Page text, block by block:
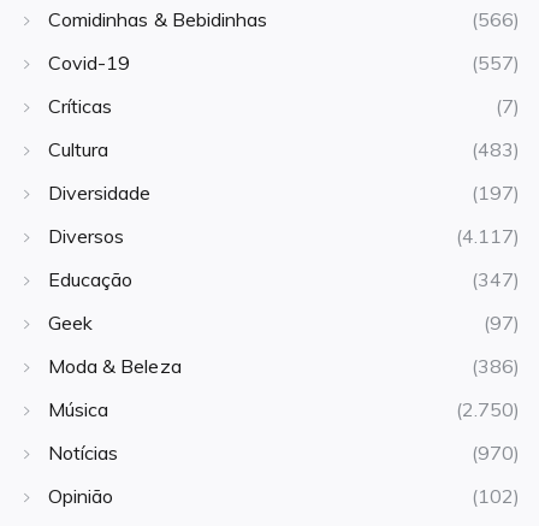
Comidinhas & Bebidinhas
(566)
Covid-19
(557)
Críticas
(7)
Cultura
(483)
Diversidade
(197)
Diversos
(4.117)
Educação
(347)
Geek
(97)
Moda & Beleza
(386)
Música
(2.750)
Notícias
(970)
Opinião
(102)